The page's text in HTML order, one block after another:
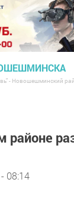
- Новошешминский
районе
08:14